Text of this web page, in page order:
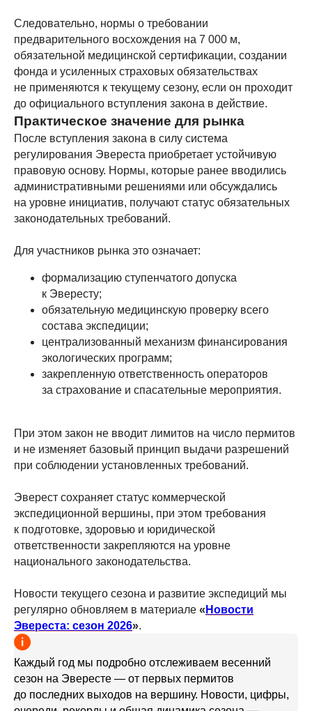
Следовательно, нормы о требовании
предварительного восхождения на 7 000 м,
обязательной медицинской сертификации, создании
фонда и усиленных страховых обязательствах
не применяются к текущему сезону, если он проходит
до официального вступления закона в действие.
Практическое значение для рынка
После вступления закона в силу система
регулирования Эвереста приобретает устойчивую
правовую основу. Нормы, которые ранее вводились
административными решениями или обсуждались
на уровне инициатив, получают статус обязательных
законодательных требований.
Для участников рынка это означает:
формализацию ступенчатого допуска
к Эвересту;
обязательную медицинскую проверку всего
состава экспедиции;
централизованный механизм финансирования
экологических программ;
закрепленную ответственность операторов
за страхование и спасательные мероприятия.
При этом закон не вводит лимитов на число пермитов
и не изменяет базовый принцип выдачи разрешений
при соблюдении установленных требований.
Эверест сохраняет статус коммерческой
экспедиционной вершины, при этом требования
к подготовке, здоровью и юридической
ответственности закрепляются на уровне
национального законодательства.
Новости текущего сезона и развитие экспедиций мы
регулярно обновляем в материале « Новости
Эвереста: сезон 2026».
Каждый год мы подробно отслеживаем весенний
сезон на Эвересте — от первых пермитов
до последних выходов на вершину. Новости, цифры,
Все права защищены.
Копирование материалов с сайта запрещено.
Политика обработки персональных данных
Трекинги Восхождения Календарь
О нас
Команда
Индивидуальные туры